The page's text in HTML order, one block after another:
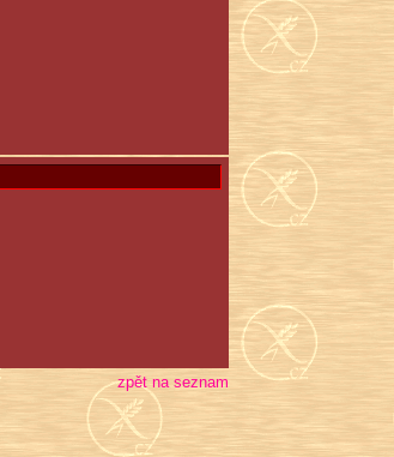
zpět na seznam